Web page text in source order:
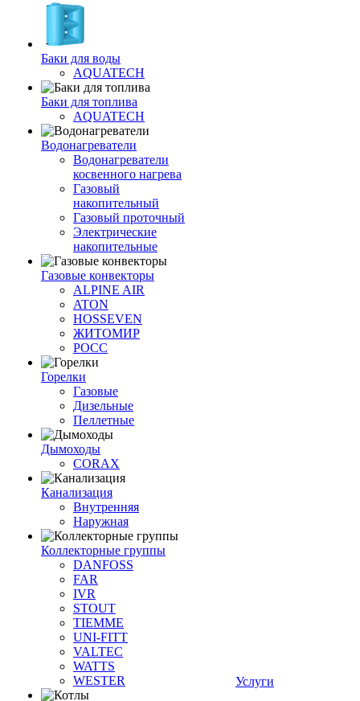
Баки для воды
AQUATECH
Баки для топлива
AQUATECH
Водонагреватели
Водонагреватели
косвенного нагрева
Газовый
накопительный
Газовый проточный
Электрические
накопительные
Газовые конвекторы
ALPINE AIR
ATON
HOSSEVEN
ЖИТОМИР
РОСС
Горелки
Газовые
Дизельные
Пеллетные
Дымоходы
CORAX
Канализация
Внутренняя
Наружная
Коллекторные группы
DANFOSS
FAR
IVR
STOUT
TIEMME
UNI-FITT
VALTEC
WATTS
WESTER
Услуги